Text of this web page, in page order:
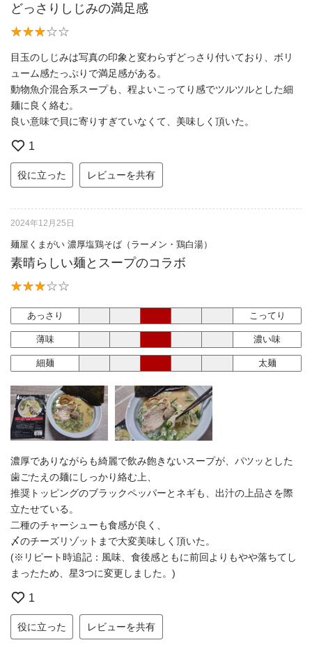
どっさりしじみの満足感
目玉のしじみは写真の印象と変わらずどっさり付いており、ボリ
ューム感たっぷりで満足感がある。
動物魚介混合系スープも、程よいこってり感でツルツルとした細
麺に良く絡む。
良い意味で貝に寄りすぎていなくて、美味しく頂いた。
1
役に立った レビューを共有
2024年12月25日
麺屋くまがい 濃厚塩鶏そば（ラーメン・鶏白湯）
素晴らしい麺とスープのコラボ
あっさり こってり
薄味 濃い味
細麺 太麺
濃厚でありながらも綺麗で飲み飽きないスープが、パツッとした
歯ごたえの麺にしっかり絡む上、
推奨トッピングのブラックペッパーとネギも、出汁の上品さを際
立たせている。
二種のチャーシューも食感が良く、
〆のチーズリゾットまで大変美味しく頂いた。
(※リピート時追記：風味、食後感ともに前回よりもやや落ちてし
まったため、星3つに変更しました。)
1
役に立った レビューを共有